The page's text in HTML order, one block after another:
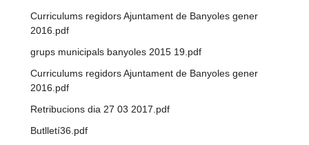
Curriculums regidors Ajuntament de Banyoles gener
2016.pdf
grups municipals banyoles 2015 19.pdf
Curriculums regidors Ajuntament de Banyoles gener
2016.pdf
Retribucions dia 27 03 2017.pdf
Butlletí36.pdf